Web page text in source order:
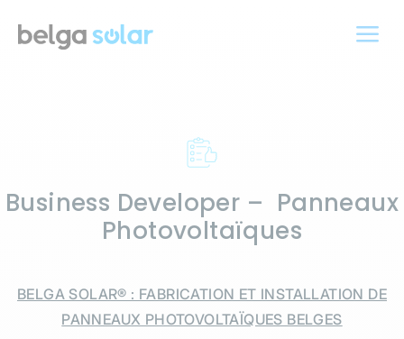
a
Business Developer – Panneaux
Photovoltaïques
BELGA SOLAR® : FABRICATION ET INSTALLATION DE
PANNEAUX PHOTOVOLTAÏQUES BELGES